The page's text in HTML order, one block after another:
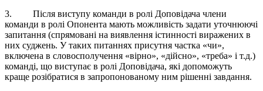
3. Після виступу команди в ролі Доповідача члени
команди в ролі Опонента мають можливість задати уточнюючі
запитання (спрямовані на виявлення істинності виражених в
них суджень. У таких питаннях присутня частка «чи»,
включена в словосполучення «вірно», «дійсно», «треба» і т.д.)
команді, що виступає в ролі Доповідача, які допоможуть
краще розібратися в запропонованому ним рішенні завдання.